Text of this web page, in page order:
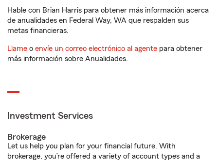
Hable con Brian Harris para obtener más información acerca
de anualidades en Federal Way, WA que respalden sus
metas financieras.
Llame o envíe un correo electrónico al agente para obtener
más información sobre Anualidades.
Investment Services
Brokerage
Let us help you plan for your financial future. With
brokerage, you’re offered a variety of account types and a